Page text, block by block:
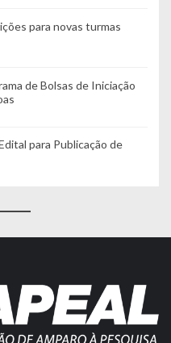
para novas turmas
de Bolsas de Iniciação
para Publicação de